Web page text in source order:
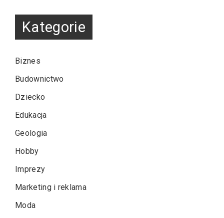
Kategorie
Biznes
Budownictwo
Dziecko
Edukacja
Geologia
Hobby
Imprezy
Marketing i reklama
Moda